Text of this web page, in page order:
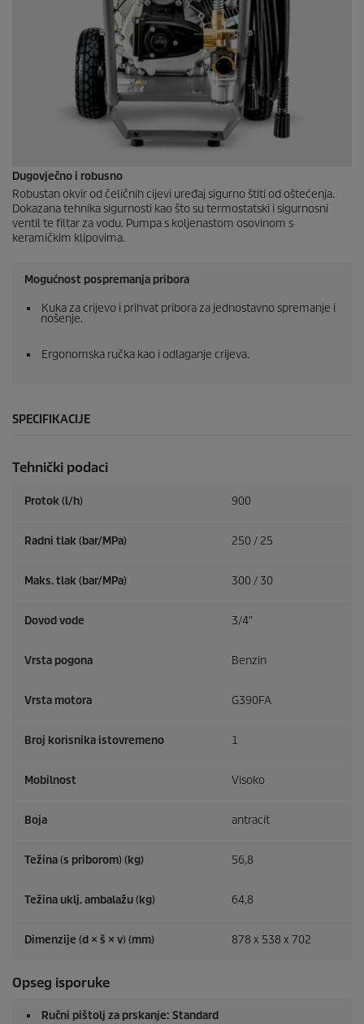
Dugovječno i robusno
Robustan okvir od čeličnih cijevi uređaj sigurno štiti od oštećenja.
Dokazana tehnika sigurnosti kao što su termostatski i sigurnosni
ventil te filtar za vodu. Pumpa s koljenastom osovinom s
keramičkim klipovima.
Mogućnost pospremanja pribora
Kuka za crijevo i prihvat pribora za jednostavno spremanje i
nošenje.
Ergonomska ručka kao i odlaganje crijeva.
SPECIFIKACIJE
Tehnički podaci
Protok (l/h) 900
Radni tlak (bar/MPa) 250 / 25
Maks. tlak (bar/MPa) 300 / 30
Dovod vode 3/4″
Vrsta pogona Benzin
Vrsta motora G390FA
Broj korisnika istovremeno 1
Mobilnost Visoko
Boja antracit
Težina (s priborom) (kg) 56,8
Težina uklj. ambalažu (kg) 64,8
Dimenzije (d × š × v) (mm) 878 x 538 x 702
Opseg isporuke
Ručni pištolj za prskanje: Standard